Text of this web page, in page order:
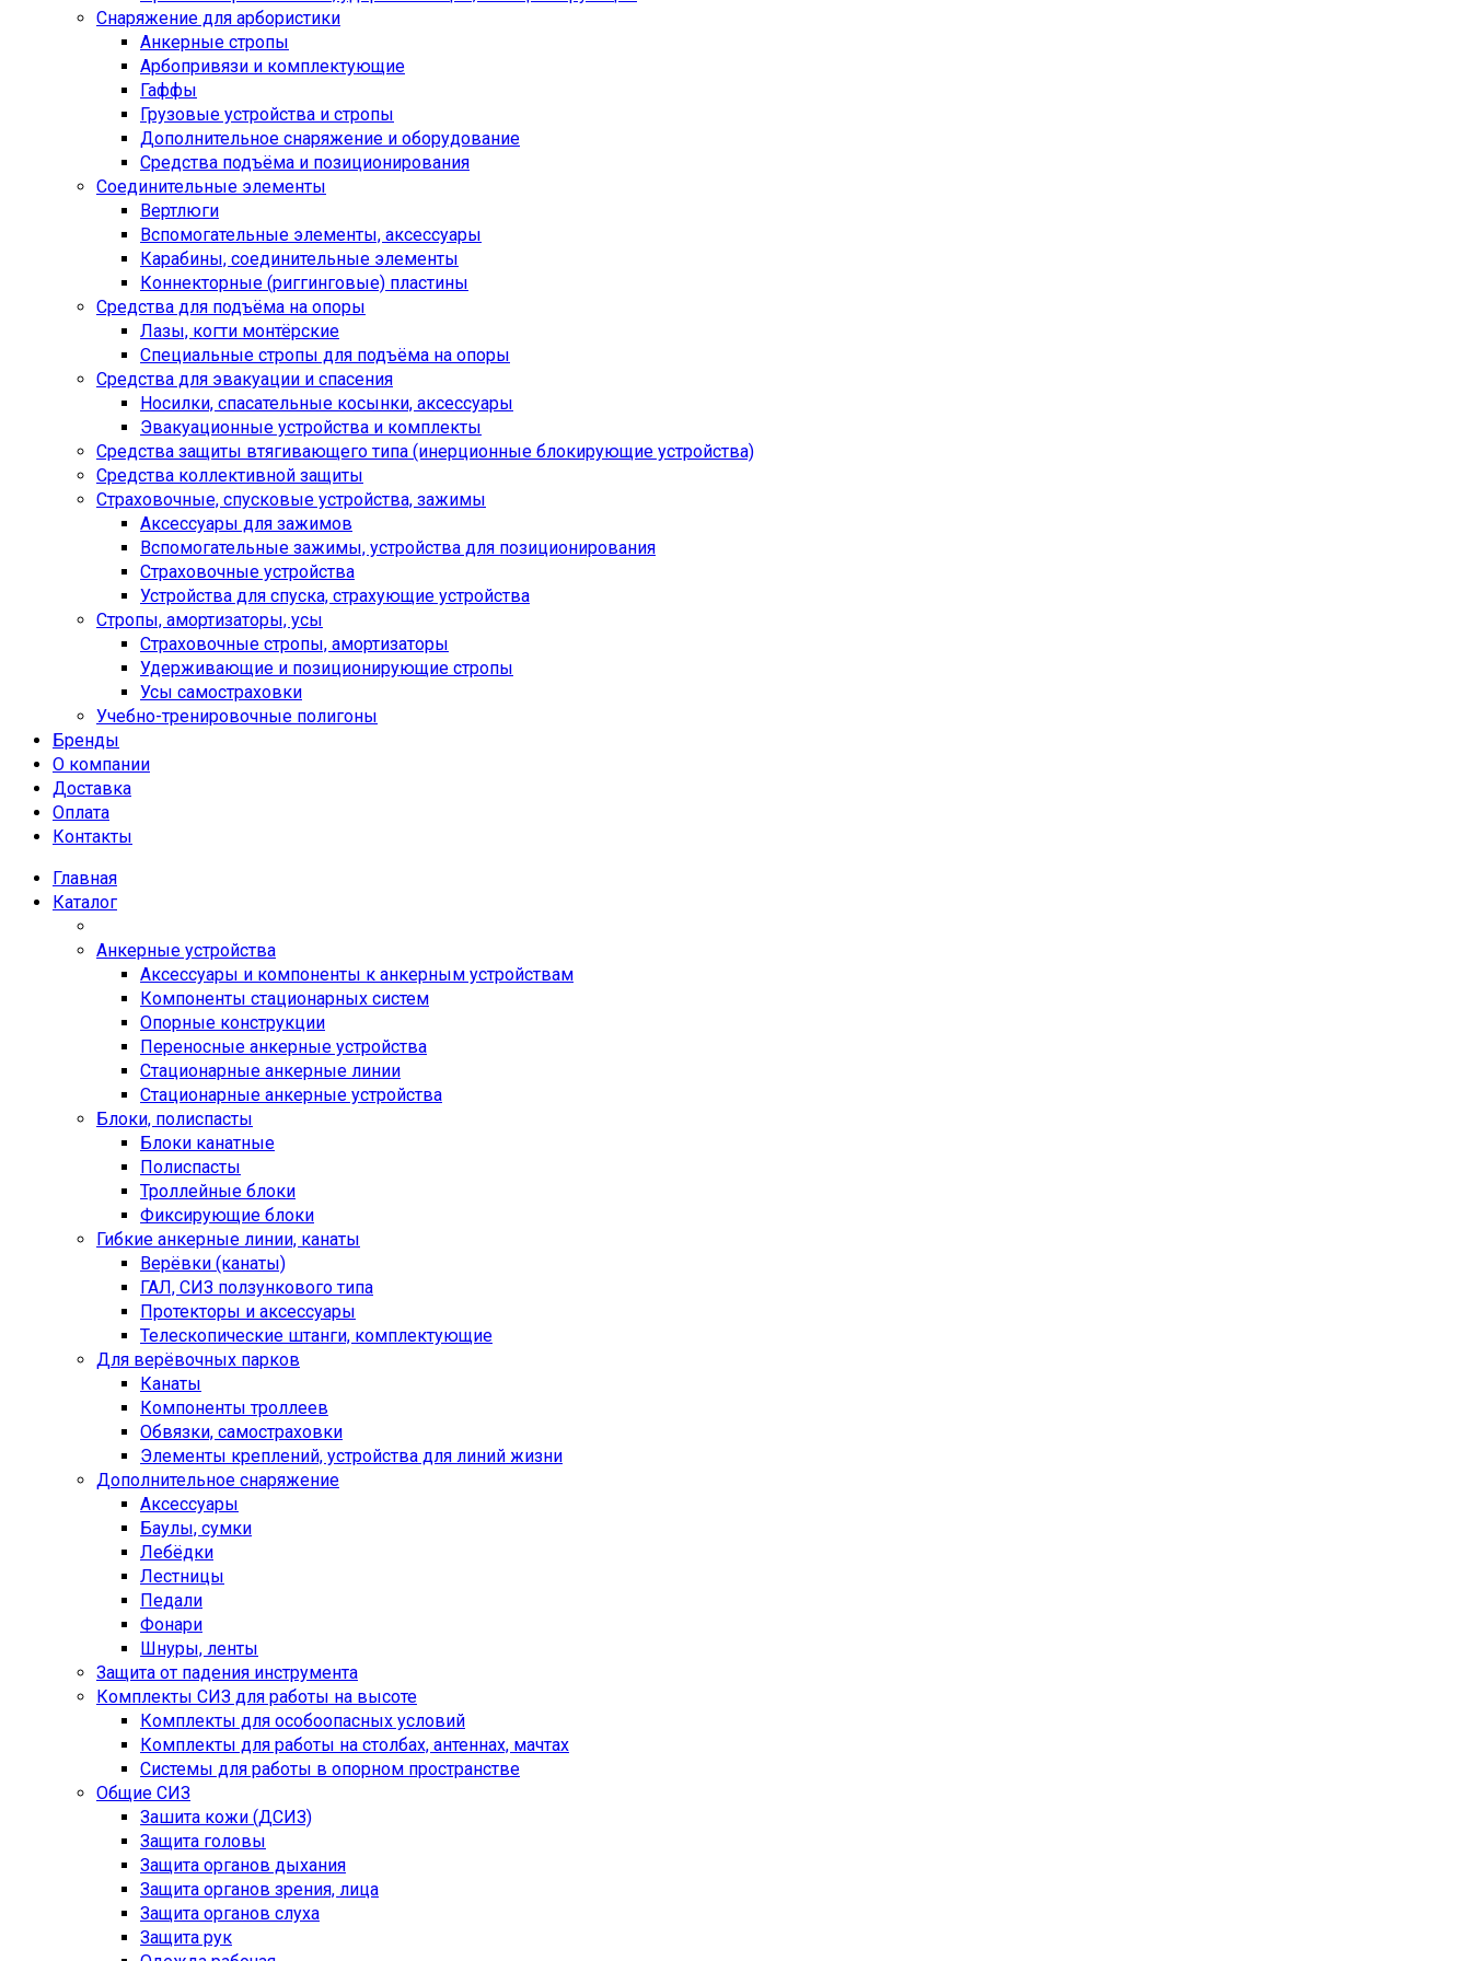
Снаряжение для арбористики
Анкерные стропы
Арбопривязи и комплектующие
Гаффы
Грузовые устройства и стропы
Дополнительное снаряжение и оборудование
Средства подъёма и позиционирования
Соединительные элементы
Вертлюги
Вспомогательные элементы, аксессуары
Карабины, соединительные элементы
Коннекторные (риггинговые) пластины
Средства для подъёма на опоры
Лазы, когти монтёрские
Специальные стропы для подъёма на опоры
Средства для эвакуации и спасения
Носилки, спасательные косынки, аксессуары
Эвакуационные устройства и комплекты
Средства защиты втягивающего типа (инерционные блокирующие устройства)
Средства коллективной защиты
Страховочные, спусковые устройства, зажимы
Аксессуары для зажимов
Вспомогательные зажимы, устройства для позиционирования
Страховочные устройства
Устройства для спуска, cтрахующие устройства
Стропы, амортизаторы, усы
Страховочные стропы, амортизаторы
Удерживающие и позиционирующие стропы
Усы самостраховки
Учебно-тренировочные полигоны
Бренды
О компании
Доставка
Оплата
Контакты
Главная
Каталог
Анкерные устройства
Аксессуары и компоненты к анкерным устройствам
Компоненты стационарных систем
Опорные конструкции
Переносные анкерные устройства
Стационарные анкерные линии
Стационарные анкерные устройства
Блоки, полиспасты
Блоки канатные
Полиспасты
Троллейные блоки
Фиксирующие блоки
Гибкие анкерные линии, канаты
Верёвки (канаты)
ГАЛ, СИЗ ползункового типа
Протекторы и аксессуары
Телескопические штанги, комплектующие
Для верёвочных парков
Канаты
Компоненты троллеев
Обвязки, самостраховки
Элементы креплений, устройства для линий жизни
Дополнительное снаряжение
Аксессуары
Баулы, сумки
Лебёдки
Лестницы
Педали
Фонари
Шнуры, ленты
Защита от падения инструмента
Комплекты СИЗ для работы на высоте
Комплекты для особоопасных условий
Комплекты для работы на столбах, антеннах, мачтах
Системы для работы в опорном пространстве
Общие СИЗ
Зашита кожи (ДСИЗ)
Защита головы
Защита органов дыхания
Защита органов зрения, лица
Защита органов слуха
Защита рук